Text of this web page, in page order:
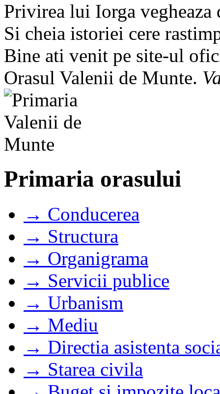
Privirea lui Iorga
Si cheia istoriei cere
Bine ati venit pe site-ul
Orasul Valenii de Munte.
Primaria orasului
→ Conducerea
→ Structura
→ Organigrama
→ Servicii publice
→ Urbanism
→ Mediu
→ Directia asistenta
→ Starea civila